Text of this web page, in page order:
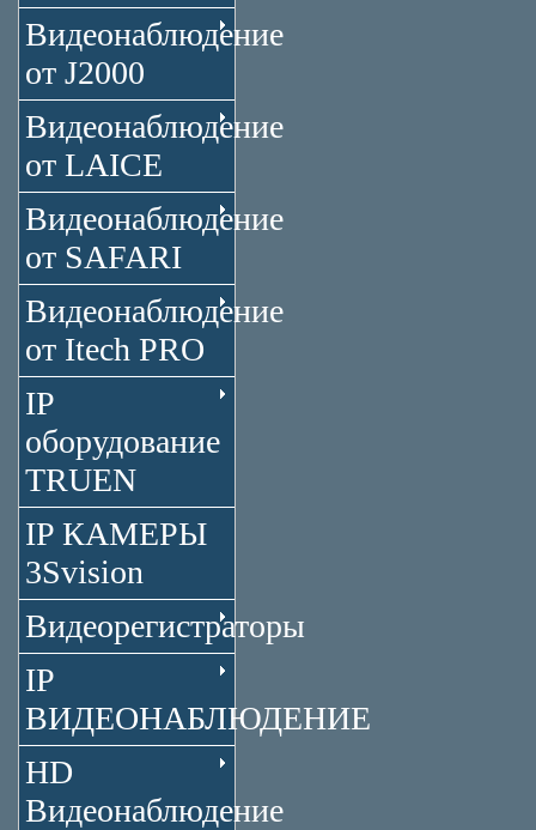
Видеонаблюдение
от J2000
Видеонаблюдение
от LAICE
Видеонаблюдение
от SAFARI
Видеонаблюдение
от Itech PRO
IP
оборудование
TRUEN
IP КАМЕРЫ
3Svision
Видеорегистраторы
IP
ВИДЕОНАБЛЮДЕНИЕ
HD
Видеонаблюдение